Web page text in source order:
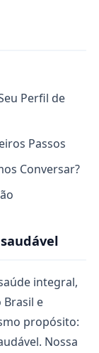
Perfil de
Passos
Conversar?
integral,
e
propósito:
Nossa